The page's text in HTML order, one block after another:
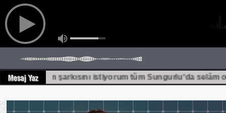
bitanem şarkısını istiyorum tüm Sungurlu'da selâm